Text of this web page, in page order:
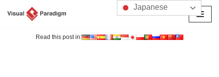
Read this post in:
Japanese